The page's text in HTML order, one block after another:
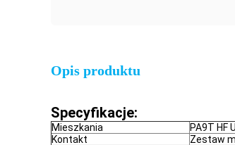
Opis produktu
Specyfikacje:
Mieszkania
PA9T HF
Kontakt
Zestaw